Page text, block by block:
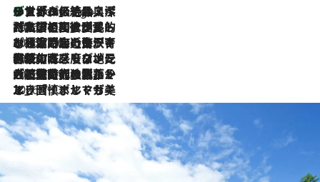
5 Hours Ago
リスボンの絶品スイーツ「パステル・デ・ナタ」とは？ポルトガル伝統の奥深い世界へ
2026.7.27
「私の祖国はポルトガル語です」国民的詩人フェルナンド・ペソアと、彼が愛した文学の街を歩く
2026.7.26
ポルトガル近海が育む極上の海の幸。キリリと冷えた白ワインと愉しむ、シーフード専門店の贅沢
2026.7.22
伝統の味をモダンに昇華。高感度な地元客が集う、リスボンの最旬ガストロノミー
2026.7.21
大航海時代の栄華から、震災、独裁、そして革命へ。ポルトガル・首都リスボンの石畳に刻まれた「歴史の光と影」
2026.7.13
エッセイ・ヤマザキマリ「慎ましくも美しき国 ポルトガル」